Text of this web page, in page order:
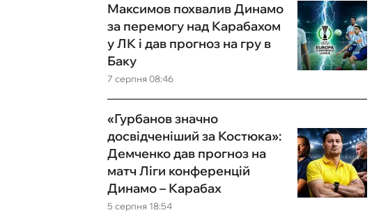
7 серпня 08:46
Максимов похвалив Динамо
за перемогу над Карабахом
у ЛК і дав прогноз на гру в
Баку
5 серпня 18:54
«Гурбанов значно
досвідченіший за Костюка»:
Демченко дав прогноз на
матч Ліги конференцій
Динамо – Карабах